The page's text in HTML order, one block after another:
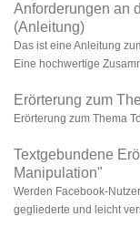
Anforderungen an
(Anleitung)
Das ist eine Anleitung
Eine hochwertige
Erörterung zum
Erörterung zum Thema
Textgebundene
Manipulation"
Werden Facebook-
gegliederte und leicht